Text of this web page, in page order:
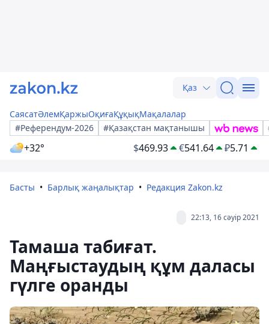
Қаз
СаясатӘлемҚаржыОқиғаҚұқықМақалалар
#Референдум-2026
#Қазақстан мақтанышы
+32° $469.93 €541.64 ₽5.71
Басты Барлық жаңалықтар Редакция Zakon.kz
22:13, 16 сәуір 2021
Тамаша табиғат.
Маңғыстаудың құм даласы
гүлге оранды